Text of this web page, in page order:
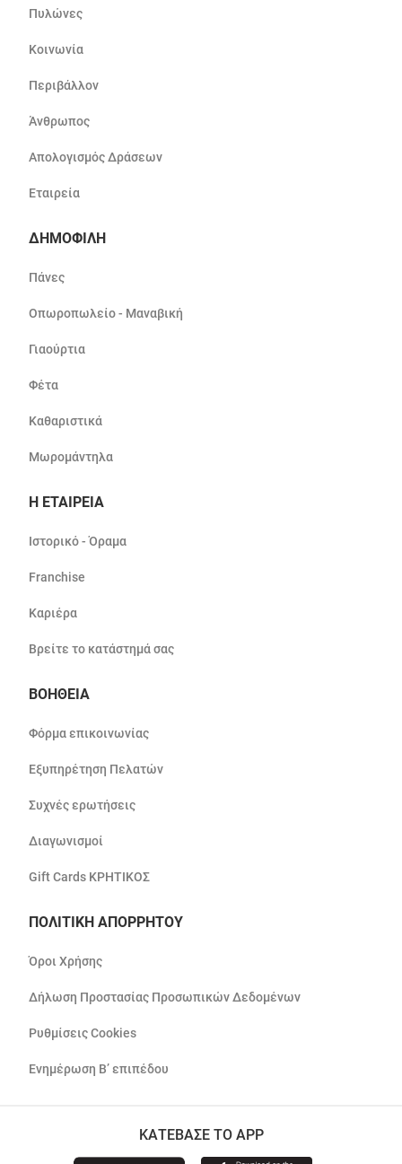
Πυλώνες
Κοινωνία
Περιβάλλον
Άνθρωπος
Απολογισμός Δράσεων
Εταιρεία
ΔΗΜΟΦΙΛΗ
Πάνες
Οπωροπωλείο - Μαναβική
Γιαούρτια
Φέτα
Καθαριστικά
Μωρομάντηλα
Η ΕΤΑΙΡΕΙΑ
Ιστορικό - Όραμα
Franchise
Καριέρα
Βρείτε το κατάστημά σας
ΒΟΗΘΕΙΑ
Φόρμα επικοινωνίας
Εξυπηρέτηση Πελατών
Συχνές ερωτήσεις
Διαγωνισμοί
Gift Cards ΚΡΗΤΙΚΟΣ
ΠΟΛΙΤΙΚΗ ΑΠΟΡΡΗΤΟΥ
Όροι Χρήσης
Δήλωση Προστασίας Προσωπικών Δεδομένων
Ρυθμίσεις Cookies
Ενημέρωση Β’ επιπέδου
ΚΑΤΕΒΑΣΕ ΤΟ APP